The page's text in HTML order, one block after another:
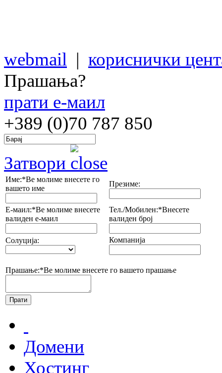
webmail | кориснички
Прашања?
прати е-маил
+389 (0)70 787 850
Затвори
Име:*Ве молиме внесете го
вашето име
Презиме:
Е-маил:*Ве молиме внесете
валиден е-маил
Тел./Мобилен:*Внесете
валиден број
Солуција: Компанија
Прашање:*Ве молиме внесете го вашето прашање
Домени
Хостинг